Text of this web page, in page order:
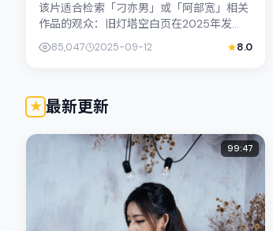
该片适合检索「刁亦男」或「阿部宽」相关
作品的观众：旧灯塔空白页在2025年发
行，类型上归入剧情，叙事焦点落在家庭与
社会的交错地带；配角层次丰富，...
85,047 2025-09-12 8.0
最新更新
99:47